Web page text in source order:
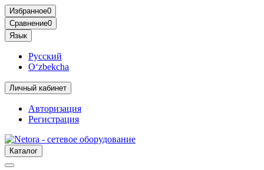
Избранное0
Сравнение0
Язык
Русский
O‘zbekcha
Личный кабинет
Авторизация
Регистрация
Каталог